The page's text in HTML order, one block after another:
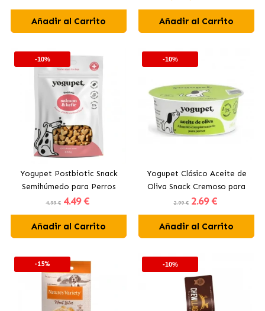
Añadir al Carrito Añadir al Carrito
-10%
Yogupet Postbiotic Snack
Semihúmedo para Perros
con Salmón y Kéfir
4.99 € 4.49 €
Añadir al Carrito
-10%
Yogupet Clásico Aceite de
Oliva Snack Cremoso para
Perros
2.99 € 2.69 €
Añadir al Carrito
-15% -10%